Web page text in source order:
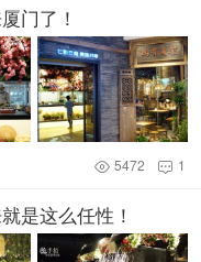
门了！
 1
 5472
是这么任性！